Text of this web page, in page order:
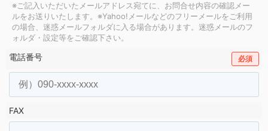
※ご記入いただいたメールアドレス宛てに、お問合せ内容の確認メー
ルをお送りいたします。 ※Yahoo!メールなどのフリーメールをご利用
の場合、迷惑メールフォルダに入る場合があります。 迷惑メールのフ
ォルダ・設定等をご確認下さい。
電話番号 必須
FAX